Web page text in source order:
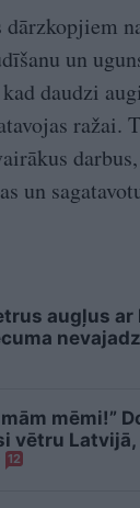
un
daudzi
ražai.
un
augļus ar
mēmi!”
vētru Latvijā,
12